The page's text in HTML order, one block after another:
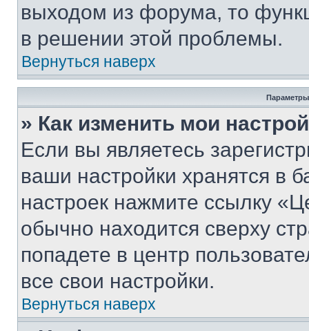
выходом из форума, то
в решении этой проблемы.
Вернуться наверх
Параметры
» Как изменить мои
Если вы являетесь
ваши настройки хранятся в
настроек нажмите ссылку
обычно находится сверху
попадете в центр
все свои настройки.
Вернуться наверх